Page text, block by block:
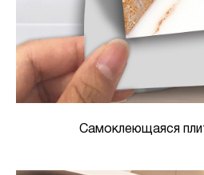
Самоклеющаяся